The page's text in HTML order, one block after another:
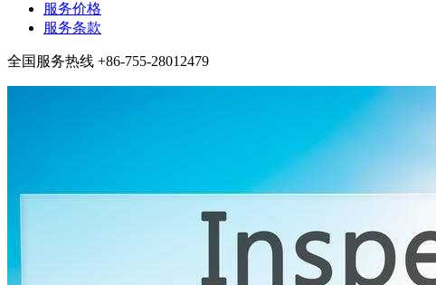
服务价格
服务条款
全国服务热线 +86-755-28012479